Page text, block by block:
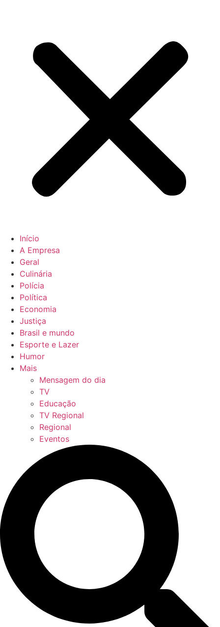
Início
A Empresa
Geral
Culinária
Polícia
Política
Economia
Justiça
Brasil e mundo
Esporte e Lazer
Humor
Mais
Mensagem do dia
TV
Educação
TV Regional
Regional
Eventos